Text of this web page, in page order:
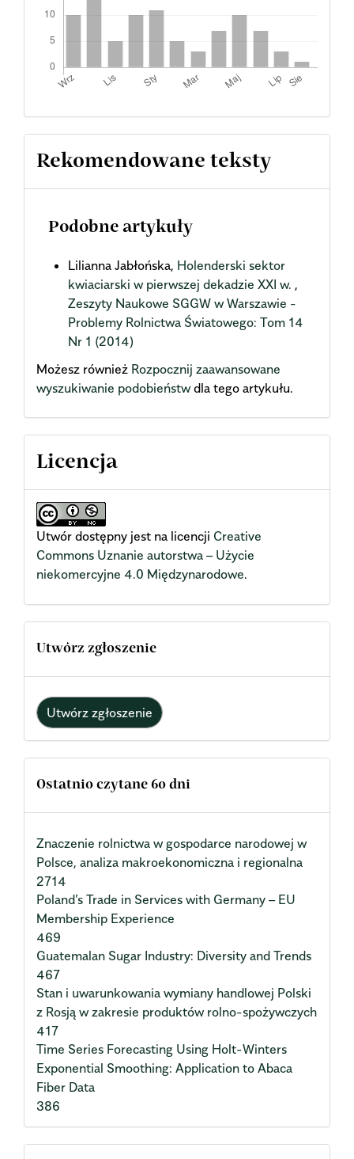
Rekomendowane teksty
Podobne artykuły
Lilianna Jabłońska, Holenderski sektor
kwiaciarski w pierwszej dekadzie XXI w. ,
Zeszyty Naukowe SGGW w Warszawie -
Problemy Rolnictwa Światowego: Tom 14
Nr 1 (2014)
Możesz również Rozpocznij zaawansowane
wyszukiwanie podobieństwdla tego artykułu.
Licencja
Utwór dostępny jest na licencji Creative
Commons Uznanie autorstwa – Użycie
niekomercyjne 4.0 Międzynarodowe.
Utwórz zgłoszenie
Utwórz zgłoszenie
Ostatnio czytane 60 dni
Znaczenie rolnictwa w gospodarce narodowej w
Polsce, analiza makroekonomiczna i regionalna
2714
Poland’s Trade in Services with Germany – EU
Membership Experience
469
Guatemalan Sugar Industry: Diversity and Trends
467
Stan i uwarunkowania wymiany handlowej Polski
z Rosją w zakresie produktów rolno-spożywczych
417
Time Series Forecasting Using Holt-Winters
Exponential Smoothing: Application to Abaca
Fiber Data
386